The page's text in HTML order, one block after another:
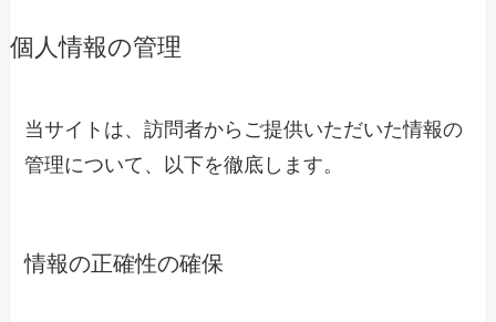
個人情報の管理
当サイトは、訪問者からご提供いただいた情報の
管理について、以下を徹底します。
情報の正確性の確保